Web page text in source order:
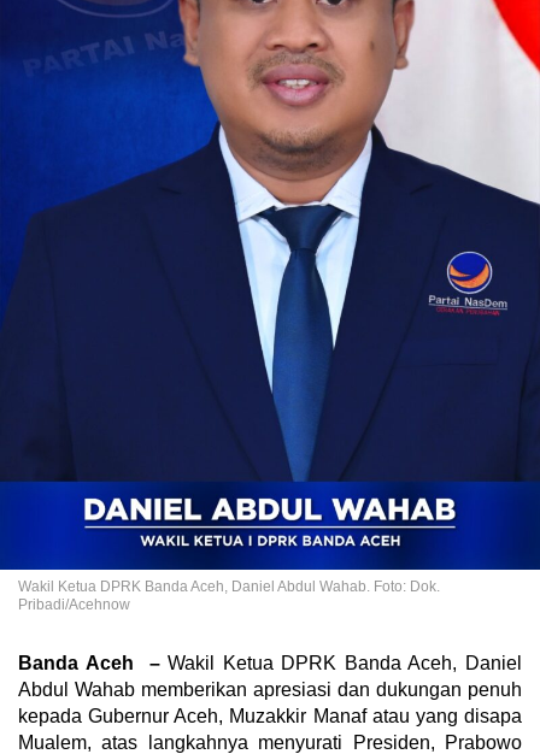
Wakil Ketua DPRK Banda Aceh, Daniel Abdul Wahab. Foto: Dok.
Pribadi/Acehnow
Banda Aceh –Wakil Ketua DPRK Banda Aceh, Daniel
Abdul Wahab memberikan apresiasi dan dukungan penuh
kepada Gubernur Aceh, Muzakkir Manaf atau yang disapa
Mualem, atas langkahnya menyurati Presiden, Prabowo